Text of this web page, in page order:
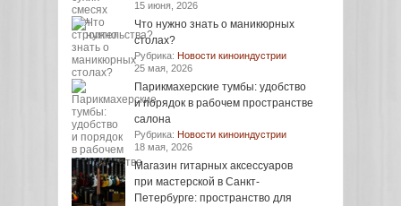
15 июня, 2026
Что нужно знать о маникюрных
столах?
Рубрика: Новости киноиндустрии
25 мая, 2026
Парикмахерские тумбы: удобство
и порядок в рабочем пространстве
салона
Рубрика: Новости киноиндустрии
18 мая, 2026
Магазин гитарных аксессуаров
при мастерской в Санкт-
Петербурге: пространство для